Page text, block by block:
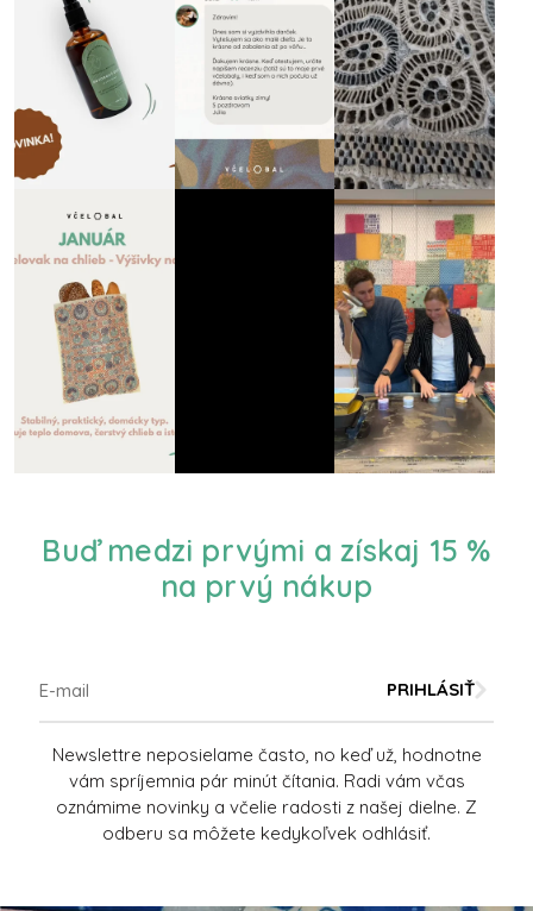
Buď medzi prvými a získaj 15 %
na prvý nákup
PRIHLÁSIŤ
Newslettre neposielame často, no keď už, hodnotne
vám spríjemnia pár minút čítania. Radi vám včas
oznámime novinky a včelie radosti z našej dielne. Z
odberu sa môžete kedykoľvek odhlásiť.